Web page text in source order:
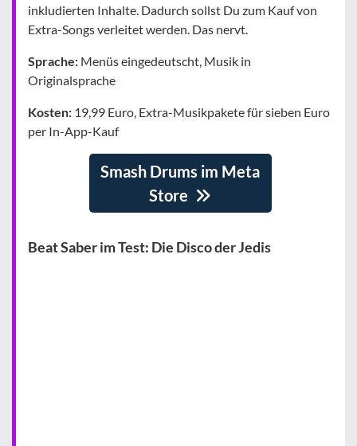
inkludierten Inhalte. Dadurch sollst Du zum Kauf von
Extra-Songs verleitet werden. Das nervt.
Sprache: Menüs eingedeutscht, Musik in
Originalsprache
Kosten: 19,99 Euro, Extra-Musikpakete für sieben Euro
per In-App-Kauf
Smash Drums im Meta
Store
Beat Saber im Test: Die Disco der Jedis